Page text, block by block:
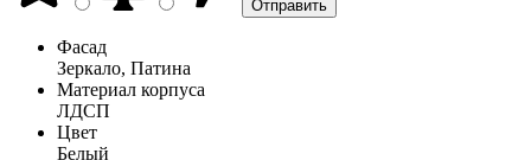
Фасад
Зеркало, Патина
Материал корпуса
ЛДСП
Цвет
Белый